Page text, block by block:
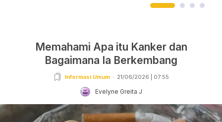
Memahami Apa itu Kanker dan
Bagaimana Ia Berkembang
Informasi Umum 21/06/2026 | 07:55
Evelyne Greita J